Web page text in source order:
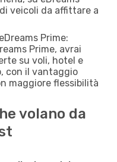
veicoli da affittare a
Prime:
Prime, avrai
su voli, hotel e
con il vantaggio
maggiore flessibilità
volano da